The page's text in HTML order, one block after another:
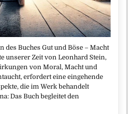
des Buches Gut und Böse – Macht
unserer Zeit von Leonhard Stein,
von Moral, Macht und
erfordert eine eingehende
die im Werk behandelt
Das Buch begleitet den